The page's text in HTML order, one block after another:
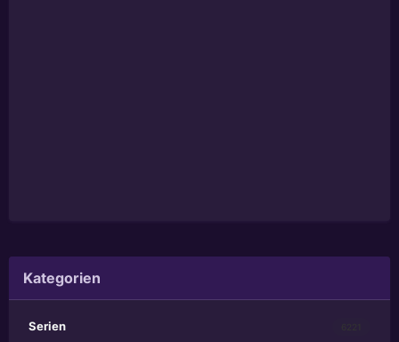
Kategorien
Serien